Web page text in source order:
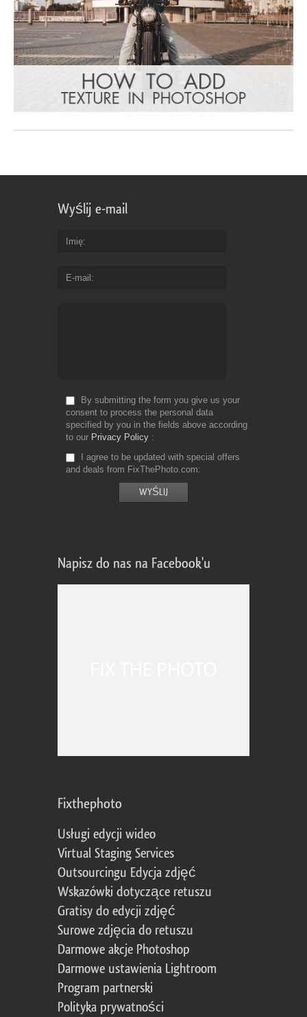
Wyślij e-mail
Imię
E-mail
By submitting the form you give us your
consent to process the personal data
specified by you in the fields above according
to our Privacy Policy
I agree to be updated with special offers
and deals from FixThePhoto.com
Napisz do nas na Facebook'u
Fixthephoto
Usługi edycji wideo
Virtual Staging Services
Outsourcingu Edycja zdjęć
Wskazówki dotyczące retuszu
Gratisy do edycji zdjęć
Surowe zdjęcia do retuszu
Darmowe akcje Photoshop
Darmowe ustawienia Lightroom
Program partnerski
Polityka prywatności